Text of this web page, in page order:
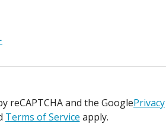
reCAPTCHA and the GooglePrivacy
Terms of Service apply.